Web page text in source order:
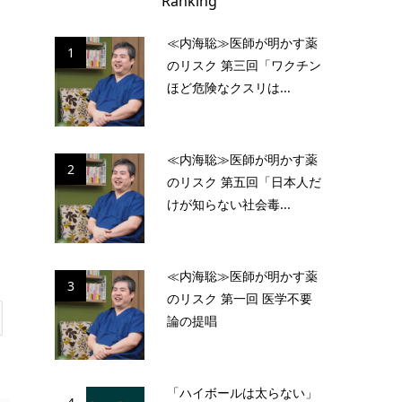
1
≪内海聡≫医師が明かす薬
のリスク 第三回「ワクチン
ほど危険なクスリは...
2
≪内海聡≫医師が明かす薬
のリスク 第五回「日本人だ
けが知らない社会毒...
3
≪内海聡≫医師が明かす薬
のリスク 第一回 医学不要
論の提唱
「ハイボールは太らない」